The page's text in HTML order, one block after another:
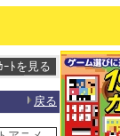
戻る